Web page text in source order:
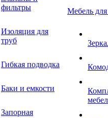
фильтры
Изоляция для
труб
Гибкая подводка
Баки и емкости
Запорная
Мебель